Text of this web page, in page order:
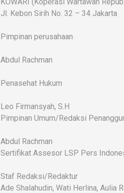
Jl. Kebon Sirih No. 32 – 34 Jakarta
Pimpinan perusahaan
Abdul Rachman
Penasehat Hukum
Leo Firmansyah, S.H
Pimpinan Umum/Redaksi
Abdul Rachman
Sertifikat Assesor LSP Pers
Staf Redaksi/Redaktur
Ade Shalahudin, Wati Herlina, Aulia